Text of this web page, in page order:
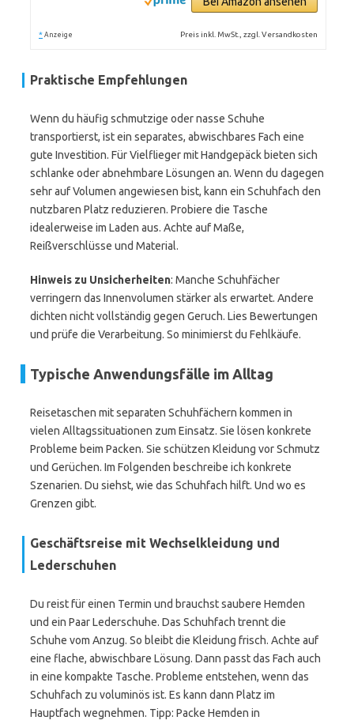
* Anzeige Preis inkl. MwSt., zzgl. Versandkosten
Praktische Empfehlungen
Wenn du häufig schmutzige oder nasse Schuhe
transportierst, ist ein separates, abwischbares Fach eine
gute Investition. Für Vielflieger mit Handgepäck bieten sich
schlanke oder abnehmbare Lösungen an. Wenn du dagegen
sehr auf Volumen angewiesen bist, kann ein Schuhfach den
nutzbaren Platz reduzieren. Probiere die Tasche
idealerweise im Laden aus. Achte auf Maße,
Reißverschlüsse und Material.
Hinweis zu Unsicherheiten: Manche Schuhfächer
verringern das Innenvolumen stärker als erwartet. Andere
dichten nicht vollständig gegen Geruch. Lies Bewertungen
und prüfe die Verarbeitung. So minimierst du Fehlkäufe.
Typische Anwendungsfälle im Alltag
Reisetaschen mit separaten Schuhfächern kommen in
vielen Alltagssituationen zum Einsatz. Sie lösen konkrete
Probleme beim Packen. Sie schützen Kleidung vor Schmutz
und Gerüchen. Im Folgenden beschreibe ich konkrete
Szenarien. Du siehst, wie das Schuhfach hilft. Und wo es
Grenzen gibt.
Geschäftsreise mit Wechselkleidung und
Lederschuhen
Du reist für einen Termin und brauchst saubere Hemden
und ein Paar Lederschuhe. Das Schuhfach trennt die
Schuhe vom Anzug. So bleibt die Kleidung frisch. Achte auf
eine flache, abwischbare Lösung. Dann passt das Fach auch
in eine kompakte Tasche. Probleme entstehen, wenn das
Schuhfach zu voluminös ist. Es kann dann Platz im
Hauptfach wegnehmen. Tipp: Packe Hemden in